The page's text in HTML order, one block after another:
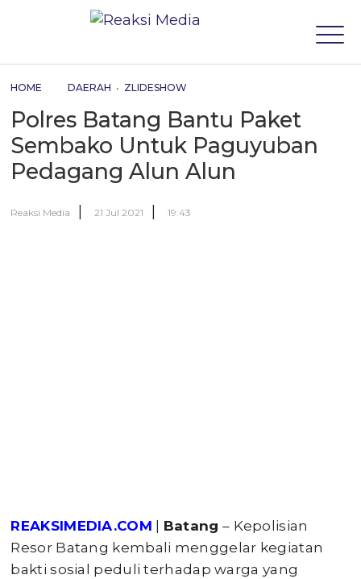
HOME DAERAH • ZLIDESHOW
Polres Batang Bantu Paket
Sembako Untuk Paguyuban
Pedagang Alun Alun
Reaksi Media |21 Jul 2021 |19:43
REAKSIMEDIA.COM Batang – Kepolisian
Resor Batang kembali menggelar kegiatan
bakti sosial peduli terhadap warga yang